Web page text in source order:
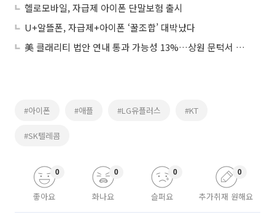
헬로모바일, 자급제 아이폰 단말보험 출시
U+알뜰폰, 자급제+아이폰 ‘꿀조합’ 대박났다
美 클래리티 법안 연내 통과 가능성 13%…상원 문턱서 제동
#아이폰 #애플 #LG유플러스 #KT
#SK텔레콤
좋아요
0
화나요
0
슬퍼요
0
추가취재 원해요
0